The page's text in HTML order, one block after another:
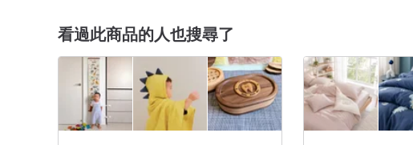
看過此商品的人也搜尋了